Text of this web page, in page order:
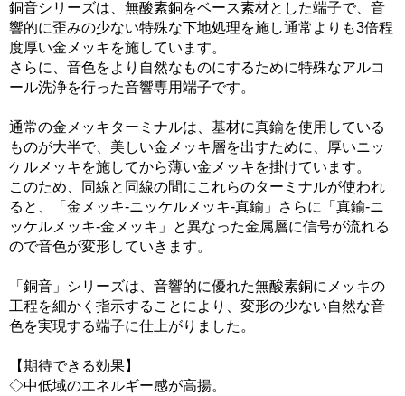
銅音シリーズは、無酸素銅をベース素材とした端子で、音
響的に歪みの少ない特殊な下地処理を施し通常よりも3倍程
度厚い金メッキを施しています。
さらに、音色をより自然なものにするために特殊なアルコ
ール洗浄を行った音響専用端子です。
通常の金メッキターミナルは、基材に真鍮を使用している
ものが大半で、美しい金メッキ層を出すために、厚いニッ
ケルメッキを施してから薄い金メッキを掛けています。
このため、同線と同線の間にこれらのターミナルが使われ
ると、「金メッキ-ニッケルメッキ-真鍮」さらに「真鍮-ニ
ッケルメッキ-金メッキ」と異なった金属層に信号が流れる
ので音色が変形していきます。
「銅音」シリーズは、音響的に優れた無酸素銅にメッキの
工程を細かく指示することにより、変形の少ない自然な音
色を実現する端子に仕上がりました。
【期待できる効果】
◇中低域のエネルギー感が高揚。